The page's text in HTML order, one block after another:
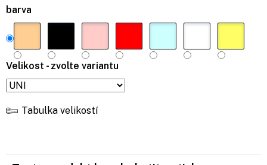
barva
Velikost - zvolte variantu
Tabulka velikostí